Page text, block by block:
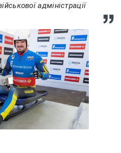
адміністрації